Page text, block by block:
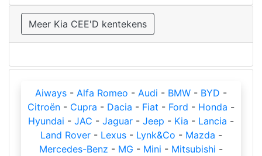
Meer Kia CEE'D kentekens
Aiways - Alfa Romeo - Audi - BMW - BYD -
Citroën - Cupra - Dacia - Fiat - Ford - Honda -
Hyundai - JAC - Jaguar - Jeep - Kia - Lancia -
Land Rover- Lexus- Lynk&Co - Mazda -
Mercedes-Benz - MG - Mini - Mitsubishi -